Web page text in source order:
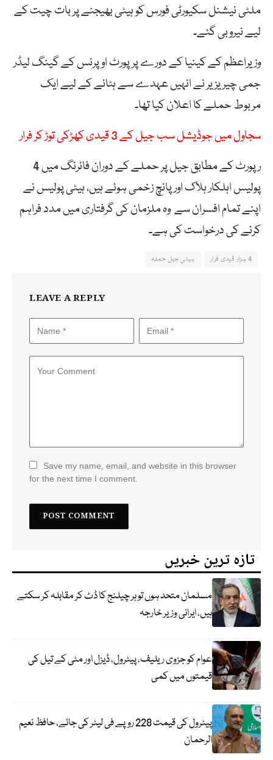
ملٹی نیشنل سکیورٹی فورس کو ہیٹی بھیجنے پر بات چیت کے
لیے نیروبی گئے۔
وزیراعظم کے کینیا کے دورے پر پورٹ او پرنس کے گینگ لیڈر
جمی چیریزیر نے انہیں عہدے سے ہٹانے کے لیے ایک
مربوط حملے کا اعلان کیا تھا۔
سجاول میں جوڈیشل سب جیل کے 3 قیدی کھڑکی توڑ کر فرار
رپورٹ کے مطابق جیل پر حملے کے دوران فائرنگ میں 4
پولیس اہلکار ہلاک اور پانچ زخمی ہوئے ہیں، ہیٹی پولیس نے
اپنے تمام افسران سے وہ ملزمان کی گرفتاری میں مدد فراہم
کرنے کی درخواست کی ہے۔
4 ہزار قیدی فرار ہیٹی جیل حملہ
LEAVE A REPLY
Save my name, email, and website in this browser
for the next time I comment.
تازہ ترین خبریں
مسلمان متحد ہوں تو ہر چیلنج کا ڈٹ کر مقابلہ کر سکتے
ہیں، ایرانی وزیر خارجہ
عوام کو جزوی ریلیف، پیٹرول، ڈیزل اور مٹی کے تیل کی
قیمتوں میں کمی
پیٹرول کی قیمت 228 روپے فی لیٹر کی جائے، حافظ نعیم
الرحمان